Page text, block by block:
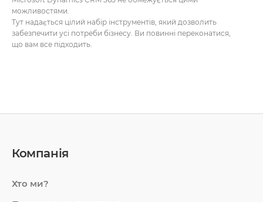
можливостями.
Тут надається цілий набір інструментів, який дозволить
забезпечити усі потреби бізнесу. Ви повинні переконатися,
що вам все підходить.
покращувати якість послуг.
Наявність гнучкої архітектури дозволяє налаштовувати
виконувати роботу максимально ефективно та якісно.
Компанія
Хто ми?